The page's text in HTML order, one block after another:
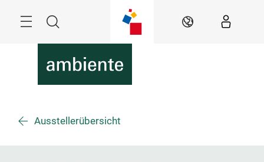
Suche DE
Ausstellerübersicht